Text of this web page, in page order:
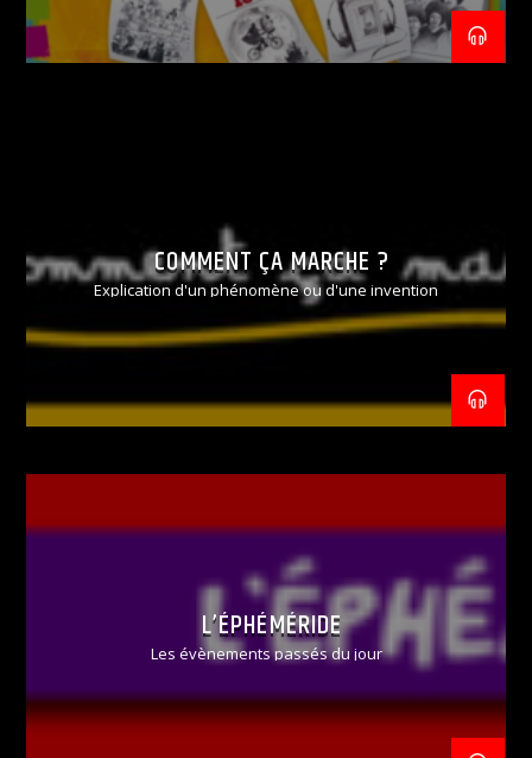
COMMENT ÇA MARCHE ?
Explication d'un phénomène ou d'une invention
L’ÉPHÉMÉRIDE
Les évènements passés du jour